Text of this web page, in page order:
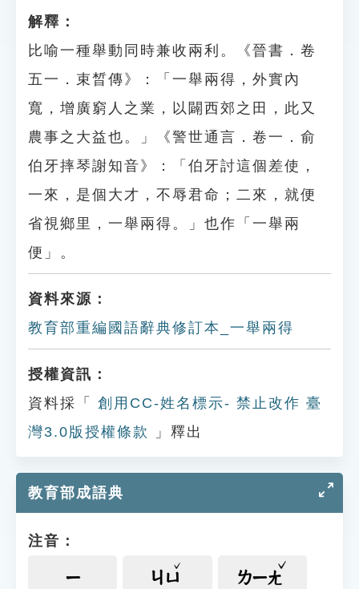
解釋：
比喻一種舉動同時兼收兩利。《晉書．卷
五一．束晳傳》：「一舉兩得，外實內
寬，增廣窮人之業，以闢西郊之田，此又
農事之大益也。」《警世通言．卷一．俞
伯牙摔琴謝知音》：「伯牙討這個差使，
一來，是個大才，不辱君命；二來，就便
省視鄉里，一舉兩得。」也作「一舉兩
便」。
資料來源：
教育部重編國語辭典修訂本_一舉兩得
授權資訊：
資料採「
創用CC-姓名標示- 禁止改作 臺
灣3.0版授權條款
」釋出
教育部成語典
注音：
ㄧ ㄐㄩ ㄌㄧㄤ